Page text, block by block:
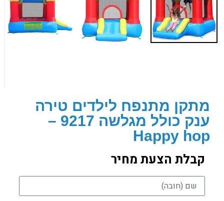
מתקן מתנפח לילדים טירה
ענק כולל מגלשה 9217 –
Happy hop
קבלת הצעת מחיר